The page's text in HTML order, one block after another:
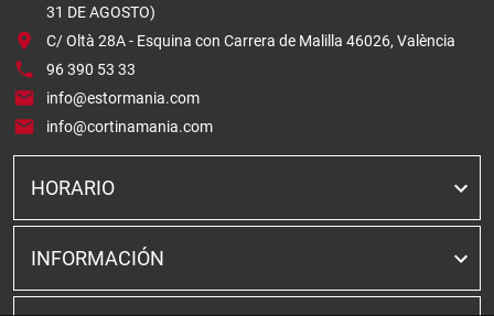
31 DE AGOSTO)
C/ Oltà 28A - Esquina con Carrera de Malilla 46026, València
96 390 53 33
info@estormania.com
info@cortinamania.com
HORARIO
INFORMACIÓN